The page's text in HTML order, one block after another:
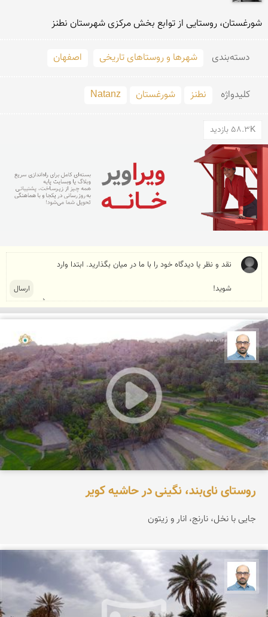
شورغستان، روستایی از توابع بخش مرکزی شهرستان نطنز
دسته‌بندی شهرها و روستاهای تاریخی اصفهان
کلید‌واژه نطنز شورغستان Natanz
58.3K بازدید
بابک ارجمندی
روستای نای‌بند، نگینی در حاشیه کویر
جایی با نخل، نارنج، انار و زیتون
بابک ارجمندی